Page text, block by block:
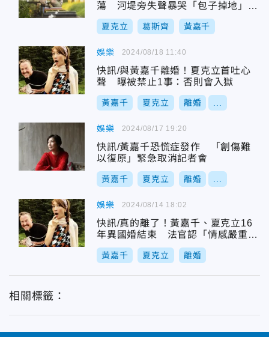
蕩 河堤旁失聲暴哭「包子掉地」慘
況曝光
夏克立 葛斯齊 黃嘉千
娛樂
快訊/與黃嘉千離婚！夏克立首吐心
聲 曝被禁止1事：否則會入獄
黃嘉千 夏克立 離婚
2024/08/18 11:40
娛樂
快訊/黃嘉千恐慌症發作 「創傷難
以復原」緊急取消記者會
黃嘉千 夏克立 離婚
2024/08/17 19:20
娛樂
快訊/真的離了！黃嘉千、夏克立16
年異國婚結束 法官認「情感嚴重破
裂」
黃嘉千 夏克立 離婚
2024/08/14 18:02
相關標籤：